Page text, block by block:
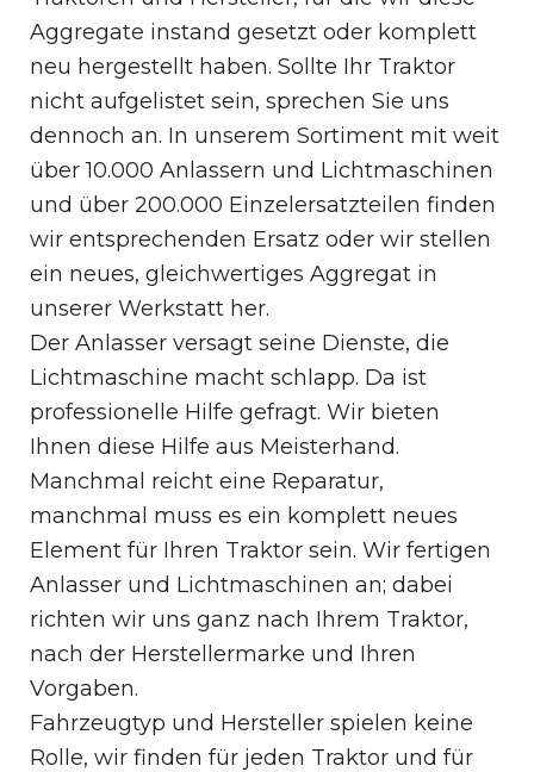
Aggregate instand gesetzt oder komplett
neu hergestellt haben. Sollte Ihr Traktor
nicht aufgelistet sein, sprechen Sie uns
dennoch an. In unserem Sortiment mit weit
über 10.000 Anlassern und Lichtmaschinen
und über 200.000 Einzelersatzteilen finden
wir entsprechenden Ersatz oder wir stellen
ein neues, gleichwertiges Aggregat in
unserer Werkstatt her.
Der Anlasser versagt seine Dienste, die
Lichtmaschine macht schlapp. Da ist
professionelle Hilfe gefragt. Wir bieten
Ihnen diese Hilfe aus Meisterhand.
Manchmal reicht eine Reparatur,
manchmal muss es ein komplett neues
Element für Ihren Traktor sein. Wir fertigen
Anlasser und Lichtmaschinen an; dabei
richten wir uns ganz nach Ihrem Traktor,
nach der Herstellermarke und Ihren
Vorgaben.
Fahrzeugtyp und Hersteller spielen keine
Rolle, wir finden für jeden Traktor und für